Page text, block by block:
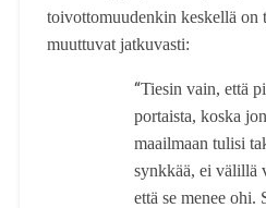
toivottomuudenkin keskellä on
muuttuvat jatkuvasti:
“Tiesin vain, että
portaista, koska
maailmaan tulisi
synkkää, ei välillä
että se menee